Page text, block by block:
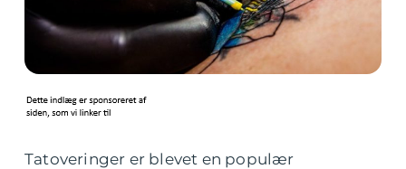
Tatoveringer er blevet en populær